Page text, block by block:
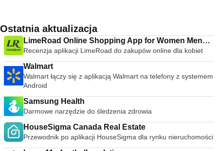
Ostatnia aktualizacja
LimeRoad Online Shopping App for Women Men
Kids
Recenzja aplikacji LimeRoad do zakupów online dla kobiet
Walmart
Walmart łączy się z aplikacją Walmart na telefony z systemem
Android
Samsung Health
Darmowe narzędzie do śledzenia zdrowia
HouseSigma Canada Real Estate
Przewodnik po aplikacji HouseSigma dla rynku nieruchomości